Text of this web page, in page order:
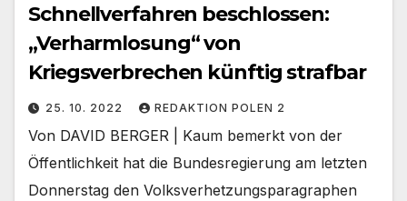
Schnellverfahren beschlossen:
„Verharmlosung“ von
Kriegsverbrechen künftig strafbar
25. 10. 2022 REDAKTION POLEN 2
Von DAVID BERGER | Kaum bemerkt von der
Öffentlichkeit hat die Bundesregierung am letzten
Donnerstag den Volksverhetzungsparagraphen